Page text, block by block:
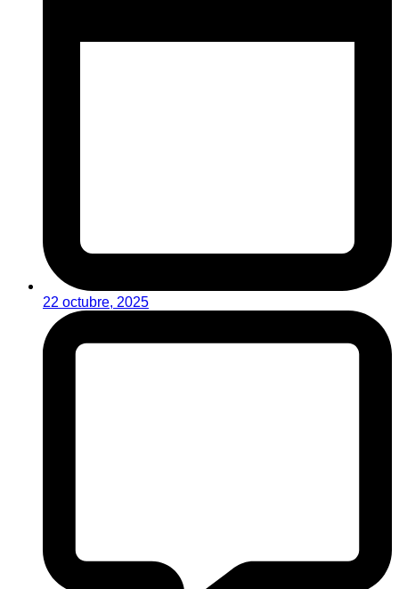
22 octubre, 2025